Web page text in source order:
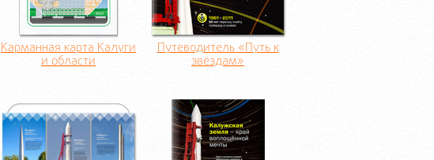
Карманная карта Калуги
и области
Путеводитель «Путь к
звёздам»